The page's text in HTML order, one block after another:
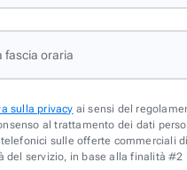
fascia oraria
sulla privacy ai sensi del
al trattamento dei dati
sulle offerte commerciali
del servizio, in base alla finalità #2